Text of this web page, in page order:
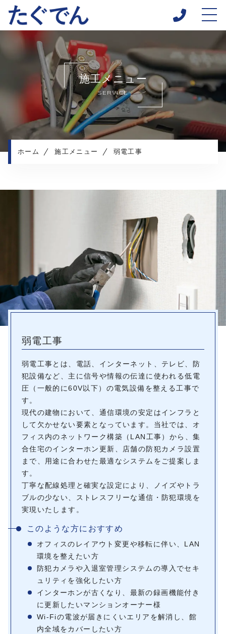
ホーム
当社について
施工メニュー
施工実績
施工の流れ
よくある質問
施工メニュー
SERVICE
ホーム 施工メニュー 弱電工事
弱電工事
弱電工事とは、電話、インターネット、テレビ、防
犯設備など、主に信号や情報の伝達に使われる低電
圧（一般的に60V以下）の電気設備を整える工事で
す。
現代の建物において、通信環境の安定はインフラと
して欠かせない要素となっています。当社では、オ
フィス内のネットワーク構築（LAN工事）から、集
合住宅のインターホン更新、店舗の防犯カメラ設置
まで、用途に合わせた最適なシステムをご提案しま
す。
丁寧な配線処理と確実な設定により、ノイズやトラ
ブルの少ない、ストレスフリーな通信・防犯環境を
実現いたします。
このような方におすすめ
オフィスのレイアウト変更や移転に伴い、LAN
環境を整えたい方
防犯カメラや入退室管理システムの導入でセキ
ュリティを強化したい方
インターホンが古くなり、最新の録画機能付き
に更新したいマンションオーナー様
Wi-Fiの電波が届きにくいエリアを解消し、館
内全域をカバーしたい方